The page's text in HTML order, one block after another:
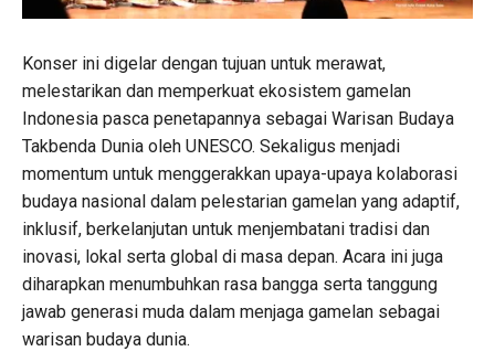
Konser ini digelar dengan tujuan untuk merawat,
melestarikan dan memperkuat ekosistem gamelan
Indonesia pasca penetapannya sebagai Warisan Budaya
Takbenda Dunia oleh UNESCO. Sekaligus menjadi
momentum untuk menggerakkan upaya-upaya kolaborasi
budaya nasional dalam pelestarian gamelan yang adaptif,
inklusif, berkelanjutan untuk menjembatani tradisi dan
inovasi, lokal serta global di masa depan. Acara ini juga
diharapkan menumbuhkan rasa bangga serta tanggung
jawab generasi muda dalam menjaga gamelan sebagai
warisan budaya dunia.